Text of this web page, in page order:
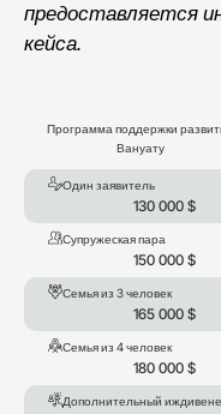
предоставляется
кейса.
Программа поддержки
Вануату
Один заявитель
130 000 $
Супружеская пара
150 000 $
Семья из 3 человек
165 000 $
Семья из 4 человек
180 000 $
Дополнительный